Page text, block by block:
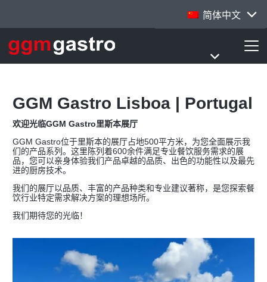
简体中文
GGM Gastro Lisboa | Portugal
欢迎光临GGM Gastro里斯本展厅
GGM Gastro位于里斯本的展厅占地500平方米，为您全面展示我
们的产品系列。这里陈列着600余件满足专业餐饮服务需求的展
品，您可以亲身体验我们产品卓越的品质、出色的功能性以及最先
进的厨房技术。
我们的展厅以品质、丰富的产品种类和专业建议著称，是您探索餐
饮行业特定需求解决方案的理想场所。
我们期待您的光临！